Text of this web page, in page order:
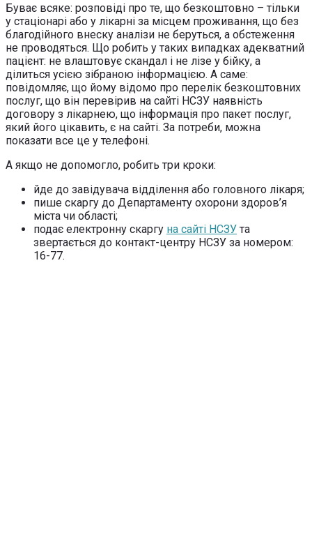
Буває всяке: розповіді про те, що безкоштовно – тільки
у стаціонарі або у лікарні за місцем проживання, що без
благодійного внеску аналізи не беруться, а обстеження
не проводяться. Що робить у таких випадках адекватний
пацієнт: не влаштовує скандал і не лізе у бійку, а
ділиться усією зібраною інформацією. А саме:
повідомляє, що йому відомо про перелік безкоштовних
послуг, що він перевірив на сайті НСЗУ наявність
договору з лікарнею, що інформація про пакет послуг,
який його цікавить, є на сайті. За потреби, можна
показати все це у телефоні.
А якщо не допомогло, робить три кроки:
йде до завідувача відділення або головного лікаря;
пише скаргу до Департаменту охорони здоров’я
міста чи області;
подає електронну скаргу на сайті НСЗУ та
звертається до контакт-центру НСЗУ за номером:
16-77.